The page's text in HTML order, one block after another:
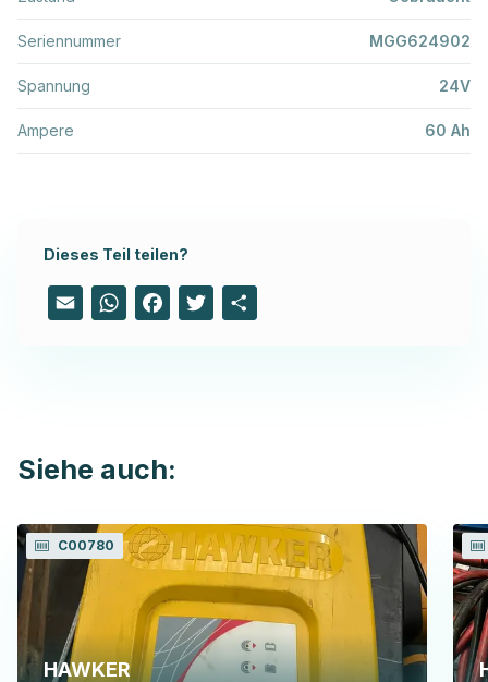
Seriennummer MGG624902
Spannung 24V
Ampere 60 Ah
Dieses Teil teilen?
Email WhatsAppFacebook
Twitter
Siehe auch:
C00780
HAWKER